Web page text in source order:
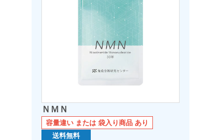
ＮＭＮ
容量違い または 袋入り商品 あり
送料無料